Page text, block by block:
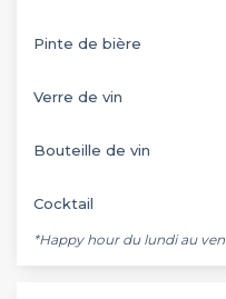
Pinte de bière
Verre de vin
Bouteille de vin
Cocktail
*Happy hour du lundi au